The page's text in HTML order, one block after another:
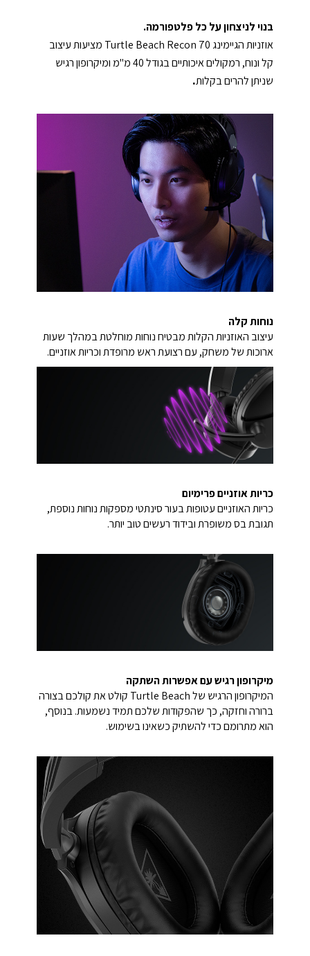
בנוי לניצחון על כל פלטפורמה.
אוזניות הגיימינג Turtle Beach Recon 70 מציעות עיצוב
קל ונוח, רמקולים איכותיים בגודל 40 מ"מ ומיקרופון רגיש
שניתן להרים בקלות.
נוחות קלה
עיצוב האוזניות הקלות מבטיח נוחות מוחלטת במהלך שעות
ארוכות של משחק, עם רצועת ראש מרופדת וכריות אוזניים.
כריות אוזניים פרימיום
כריות האוזניים עטופות בעור סינתטי מספקות נוחות נוספת,
תגובת בס משופרת ובידוד רעשים טוב יותר.
מיקרופון רגיש עם אפשרות השתקה
המיקרופון הרגיש של Turtle Beach קולט את קולכם בצורה
ברורה וחזקה, כך שהפקודות שלכם תמיד נשמעות. בנוסף,
הוא מתרומם כדי להשתיק כשאינו בשימוש.